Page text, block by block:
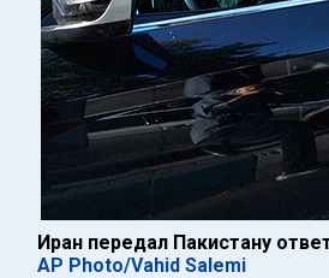
Иран передал Пакистану
AP Photo/Vahid Salemi